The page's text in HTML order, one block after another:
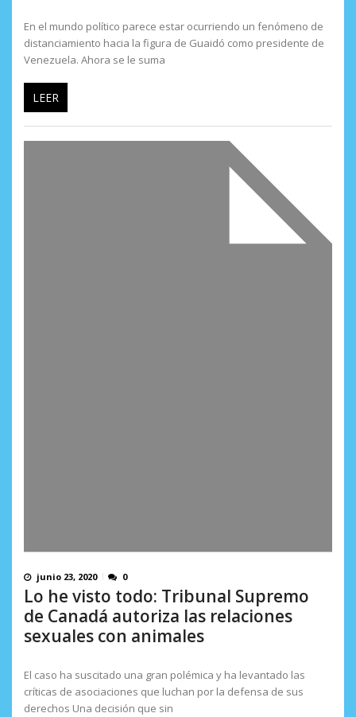
En el mundo político parece estar ocurriendo un fenómeno de
distanciamiento hacia la figura de Guaidó como presidente de
Venezuela. Ahora se le suma
LEER
junio 23, 2020 0
Lo he visto todo: Tribunal Supremo
de Canadá autoriza las relaciones
sexuales con animales
El caso ha suscitado una gran polémica y ha levantado las
críticas de asociaciones que luchan por la defensa de sus
derechos Una decisión que sin